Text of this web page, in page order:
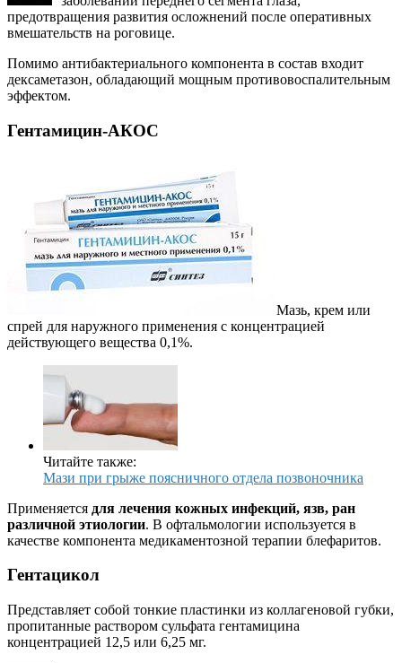
предотвращения развития осложнений после оперативных
вмешательств на роговице.
Помимо антибактериального компонента в состав входит
дексаметазон, обладающий мощным противовоспалительным
эффектом.
Гентамицин-АКОС
Мазь, крем или
спрей для наружного применения с концентрацией
действующего вещества 0,1%.
Читайте также:
Мази при грыже поясничного отдела позвоночника
Применяется для лечения кожных инфекций, язв, ран
различной этиологии. В офтальмологии используется в
качестве компонента медикаментозной терапии блефаритов.
Гентацикол
Представляет собой тонкие пластинки из коллагеновой губки,
пропитанные раствором сульфата гентамицина
концентрацией 12,5 или 6,25 мг.